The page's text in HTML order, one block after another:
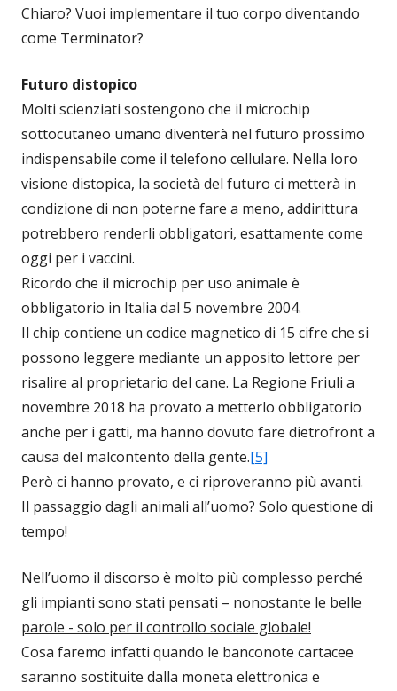
Chiaro? Vuoi implementare il tuo corpo diventando
come Terminator?
Futuro distopico
Molti scienziati sostengono che il microchip
sottocutaneo umano diventerà nel futuro prossimo
indispensabile come il telefono cellulare. Nella loro
visione distopica, la società del futuro ci metterà in
condizione di non poterne fare a meno, addirittura
potrebbero renderli obbligatori, esattamente come
oggi per i vaccini.
Ricordo che il microchip per uso animale è
obbligatorio in Italia dal 5 novembre 2004.
Il chip contiene un codice magnetico di 15 cifre che si
possono leggere mediante un apposito lettore per
risalire al proprietario del cane. La Regione Friuli a
novembre 2018 ha provato a metterlo obbligatorio
anche per i gatti, ma hanno dovuto fare dietrofront a
causa del malcontento della gente.[5]
Però ci hanno provato, e ci riproveranno più avanti.
Il passaggio dagli animali all’uomo? Solo questione di
tempo!
Nell’uomo il discorso è molto più complesso perché
gli impianti sono stati pensati – nonostante le belle
parole - solo per il controllo sociale globale!
Cosa faremo infatti quando le banconote cartacee
saranno sostituite dalla moneta elettronica e